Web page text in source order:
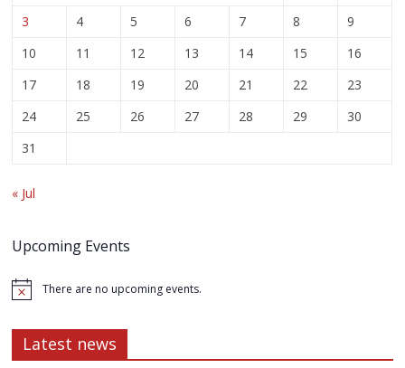
3
4 5 6 7 8
9
10
11 12 13 14 15
16
17
18 19 20 21 22
23
24
25 26 27 28 29
30
31
« Jul
Upcoming Events
There are no upcoming events.
Latest news